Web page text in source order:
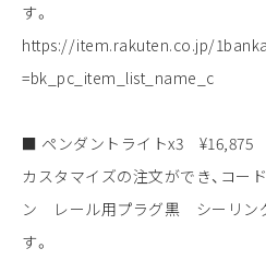
す。
https://item.rakuten.co.jp/
=bk_pc_item_list_name_c
■ ペンダントライトx3 ¥16,875
カスタマイズの注文ができ、コ
ン レール用プラグ黒 シーリン
す。